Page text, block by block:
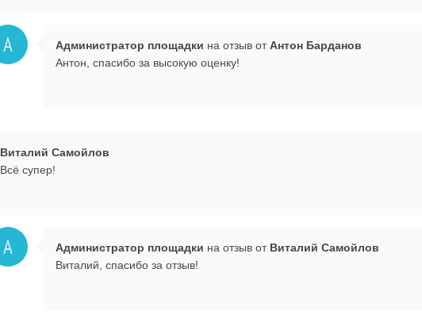
А Администратор площадки на отзыв отАнтон Барданов
Антон, спасибо за высокую оценку!
Виталий Самойлов
Всё супер!
А Администратор площадки на отзыв от Виталий Самойлов
Виталий, спасибо за отзыв!